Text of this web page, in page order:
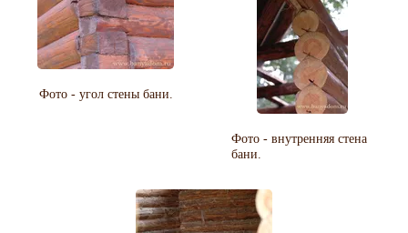
Фото - угол стены бани.
Фото - внутренняя стена
бани.